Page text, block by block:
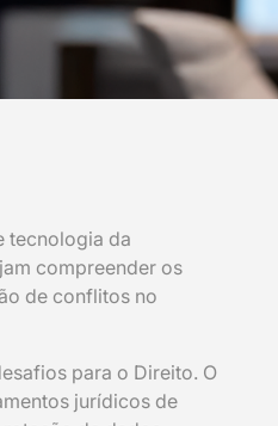
tecnologia da
compreender os
de conflitos no
para o Direito. O
jurídicos de